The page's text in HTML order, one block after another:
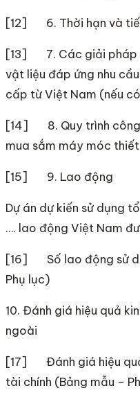
[12] 6. Thời hạn và
[13] 7. Các giải pháp
vật liệu đáp ứng nhu
cấp từ Việt Nam (nếu
[14] 8. Quy trình công
mua sắm máy móc
[15] 9. Lao động
Dự án dự kiến sử dụng
…. lao động Việt Nam
[16] Số lao động sử
Phụ lục)
10. Đánh giá hiệu quả
ngoài
[17] Đánh giá hiệu quả
tài chính (Bảng mẫu –